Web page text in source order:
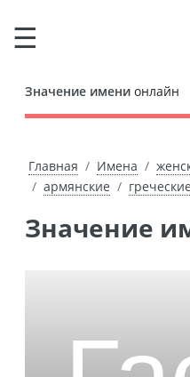
Значение имени онлайн
Главная Имена
армянские
греческие
Значение